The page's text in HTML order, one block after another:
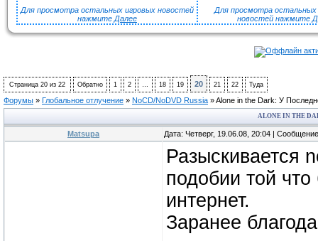
Для просмотра остальных игровых новостей
нажмите Далее
Для просмотра остальных
новостей нажмите
Страница 20 из 22 Обратно 1 2 … 18 19 20 21 22 Туда
Форумы » Глобальное отлучение » NoCD/NoDVD Russia »Alone in the Dark: У
ALONE IN THE
Matsupa Дата: Четверг, 19.06.08, 20:04 |
Разыскивается
подобии той
интернет.
Заранее